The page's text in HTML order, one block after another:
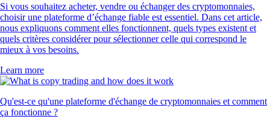
Si vous souhaitez acheter, vendre ou échanger des cryptomonnaies,
choisir une plateforme d’échange fiable est essentiel. Dans cet article,
nous expliquons comment elles fonctionnent, quels types existent et
quels critères considérer pour sélectionner celle qui correspond le
mieux à vos besoins.
Learn more
Qu'est-ce qu'une plateforme d'échange de cryptomonnaies et comment
ça fonctionne ?